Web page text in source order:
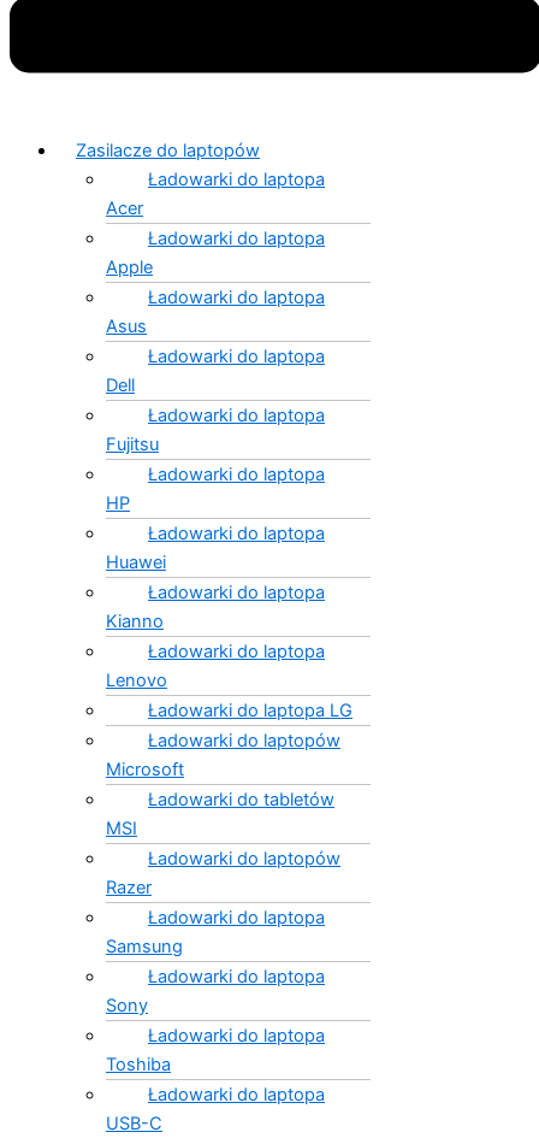
Zasilacze do laptopów
Ładowarki do laptopa
Acer
Ładowarki do laptopa
Apple
Ładowarki do laptopa
Asus
Ładowarki do laptopa
Dell
Ładowarki do laptopa
Fujitsu
Ładowarki do laptopa
HP
Ładowarki do laptopa
Huawei
Ładowarki do laptopa
Kianno
Ładowarki do laptopa
Lenovo
Ładowarki do laptopa LG
Ładowarki do laptopów
Microsoft
Ładowarki do tabletów
MSI
Ładowarki do laptopów
Razer
Ładowarki do laptopa
Samsung
Ładowarki do laptopa
Sony
Ładowarki do laptopa
Toshiba
Ładowarki do laptopa
USB-C